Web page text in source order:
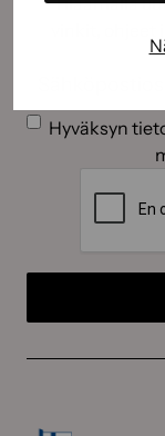
Suostumus
Hyväksyn